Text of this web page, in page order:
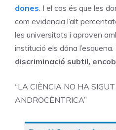
dones . I el cas és que les
com evidencia l’alt
les universitats i aproven
institució els dóna
discriminació subtil,
“LA CIÈNCIA NO HA
ANDROCÈNTRICA”